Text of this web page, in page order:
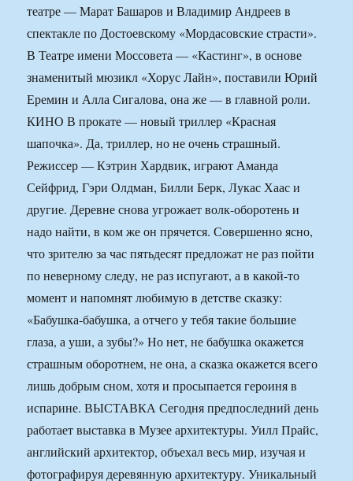
театре — Марат Башаров и Владимир Андреев в
спектакле по Достоевскому «Мордасовские страсти».
В Театре имени Моссовета — «Кастинг», в основе
знаменитый мюзикл «Хорус Лайн», поставили Юрий
Еремин и Алла Сигалова, она же — в главной роли.
КИНО В прокате — новый триллер «Красная
шапочка». Да, триллер, но не очень страшный.
Режиссер — Кэтрин Хардвик, играют Аманда
Сейфрид, Гэри Олдман, Билли Берк, Лукас Хаас и
другие. Деревне снова угрожает волк-оборотень и
надо найти, в ком же он прячется. Совершенно ясно,
что зрителю за час пятьдесят предложат не раз пойти
по неверному следу, не раз испугают, а в какой-то
момент и напомнят любимую в детстве сказку:
«Бабушка-бабушка, а отчего у тебя такие большие
глаза, а уши, а зубы?» Но нет, не бабушка окажется
страшным оборотнем, не она, а сказка окажется всего
лишь добрым сном, хотя и просыпается героиня в
испарине. ВЫСТАВКА Сегодня предпоследний день
работает выставка в Музее архитектуры. Уилл Прайс,
английский архитектор, объехал весь мир, изучая и
фотографируя деревянную архитектуру. Уникальный